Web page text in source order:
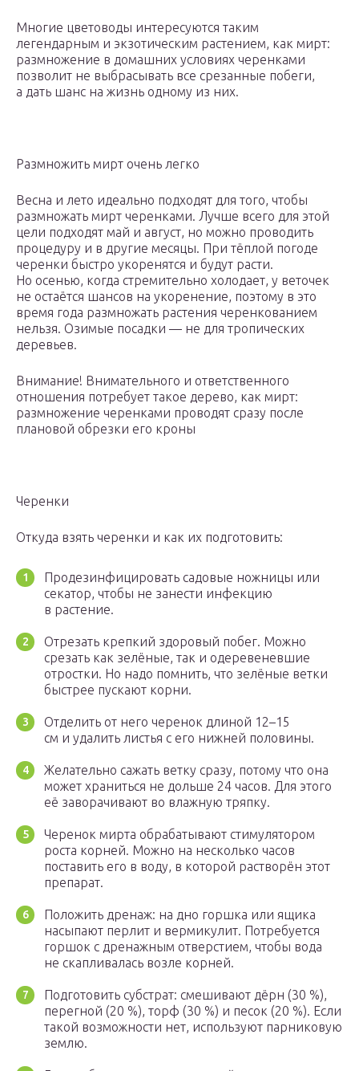
Многие цветоводы интересуются таким
легендарным и экзотическим растением, как мирт:
размножение в домашних условиях черенками
позволит не выбрасывать все срезанные побеги,
а дать шанс на жизнь одному из них.
Размножить мирт очень легко
Весна и лето идеально подходят для того, чтобы
размножать мирт черенками. Лучше всего для этой
цели подходят май и август, но можно проводить
процедуру и в другие месяцы. При тёплой погоде
черенки быстро укоренятся и будут расти.
Но осенью, когда стремительно холодает, у веточек
не остаётся шансов на укоренение, поэтому в это
время года размножать растения черенкованием
нельзя. Озимые посадки — не для тропических
деревьев.
Внимание! Внимательного и ответственного
отношения потребует такое дерево, как мирт:
размножение черенками проводят сразу после
плановой обрезки его кроны
Черенки
Откуда взять черенки и как их подготовить:
Продезинфицировать садовые ножницы или
секатор, чтобы не занести инфекцию
в растение.
Отрезать крепкий здоровый побег. Можно
срезать как зелёные, так и одеревеневшие
отростки. Но надо помнить, что зелёные ветки
быстрее пускают корни.
Отделить от него черенок длиной 12–15
см и удалить листья с его нижней половины.
Желательно сажать ветку сразу, потому что она
может храниться не дольше 24 часов. Для этого
её заворачивают во влажную тряпку.
Черенок мирта обрабатывают стимулятором
роста корней. Можно на несколько часов
поставить его в воду, в которой растворён этот
препарат.
Положить дренаж: на дно горшка или ящика
насыпают перлит и вермикулит. Потребуется
горшок с дренажным отверстием, чтобы вода
не скапливалась возле корней.
Подготовить субстрат: смешивают дёрн (30 %),
перегной (20 %), торф (30 %) и песок (20 %). Если
такой возможности нет, используют парниковую
землю.